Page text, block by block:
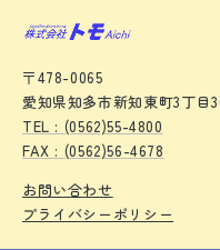
〒478-0065
愛知県知多市新知東町3丁目
TEL : (0562)55-4800
FAX : (0562)56-4678
お問い合わせ
プライバシーポリシー